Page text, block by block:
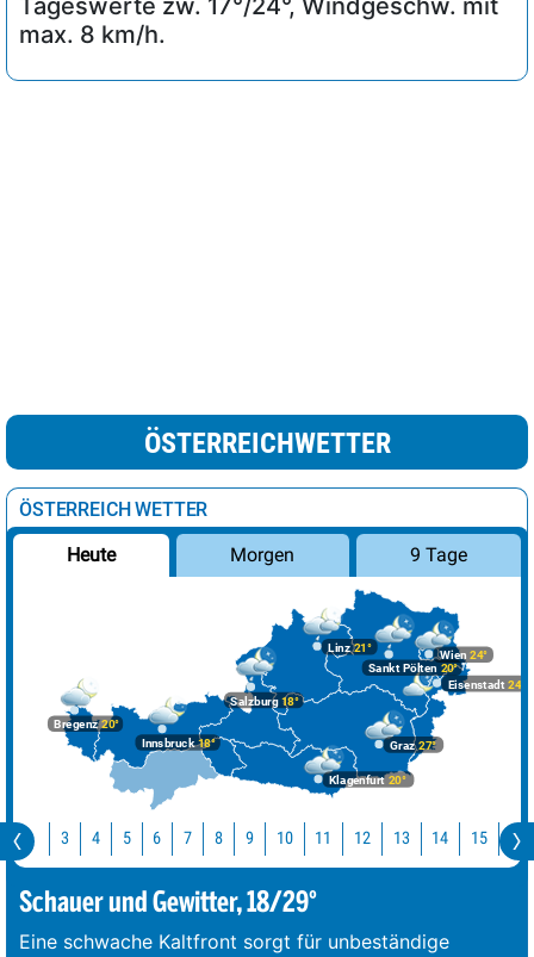
max. 8 km/h.
ÖSTERREICHWETTER
ÖSTERREICH WETTER
Heute Morgen 9 Tage
Bregenz20°
Graz27°
Innsbruck18°
Klagenfurt 20°
Linz21°
Salzburg18°
Wien 24°
Eisenstadt 24°
Sankt Pölten 20°
Jetzt 10 11 12 13 14
Schauer und Gewitter, 18/29°
Eine schwache Kaltfront sorgt für unbeständige